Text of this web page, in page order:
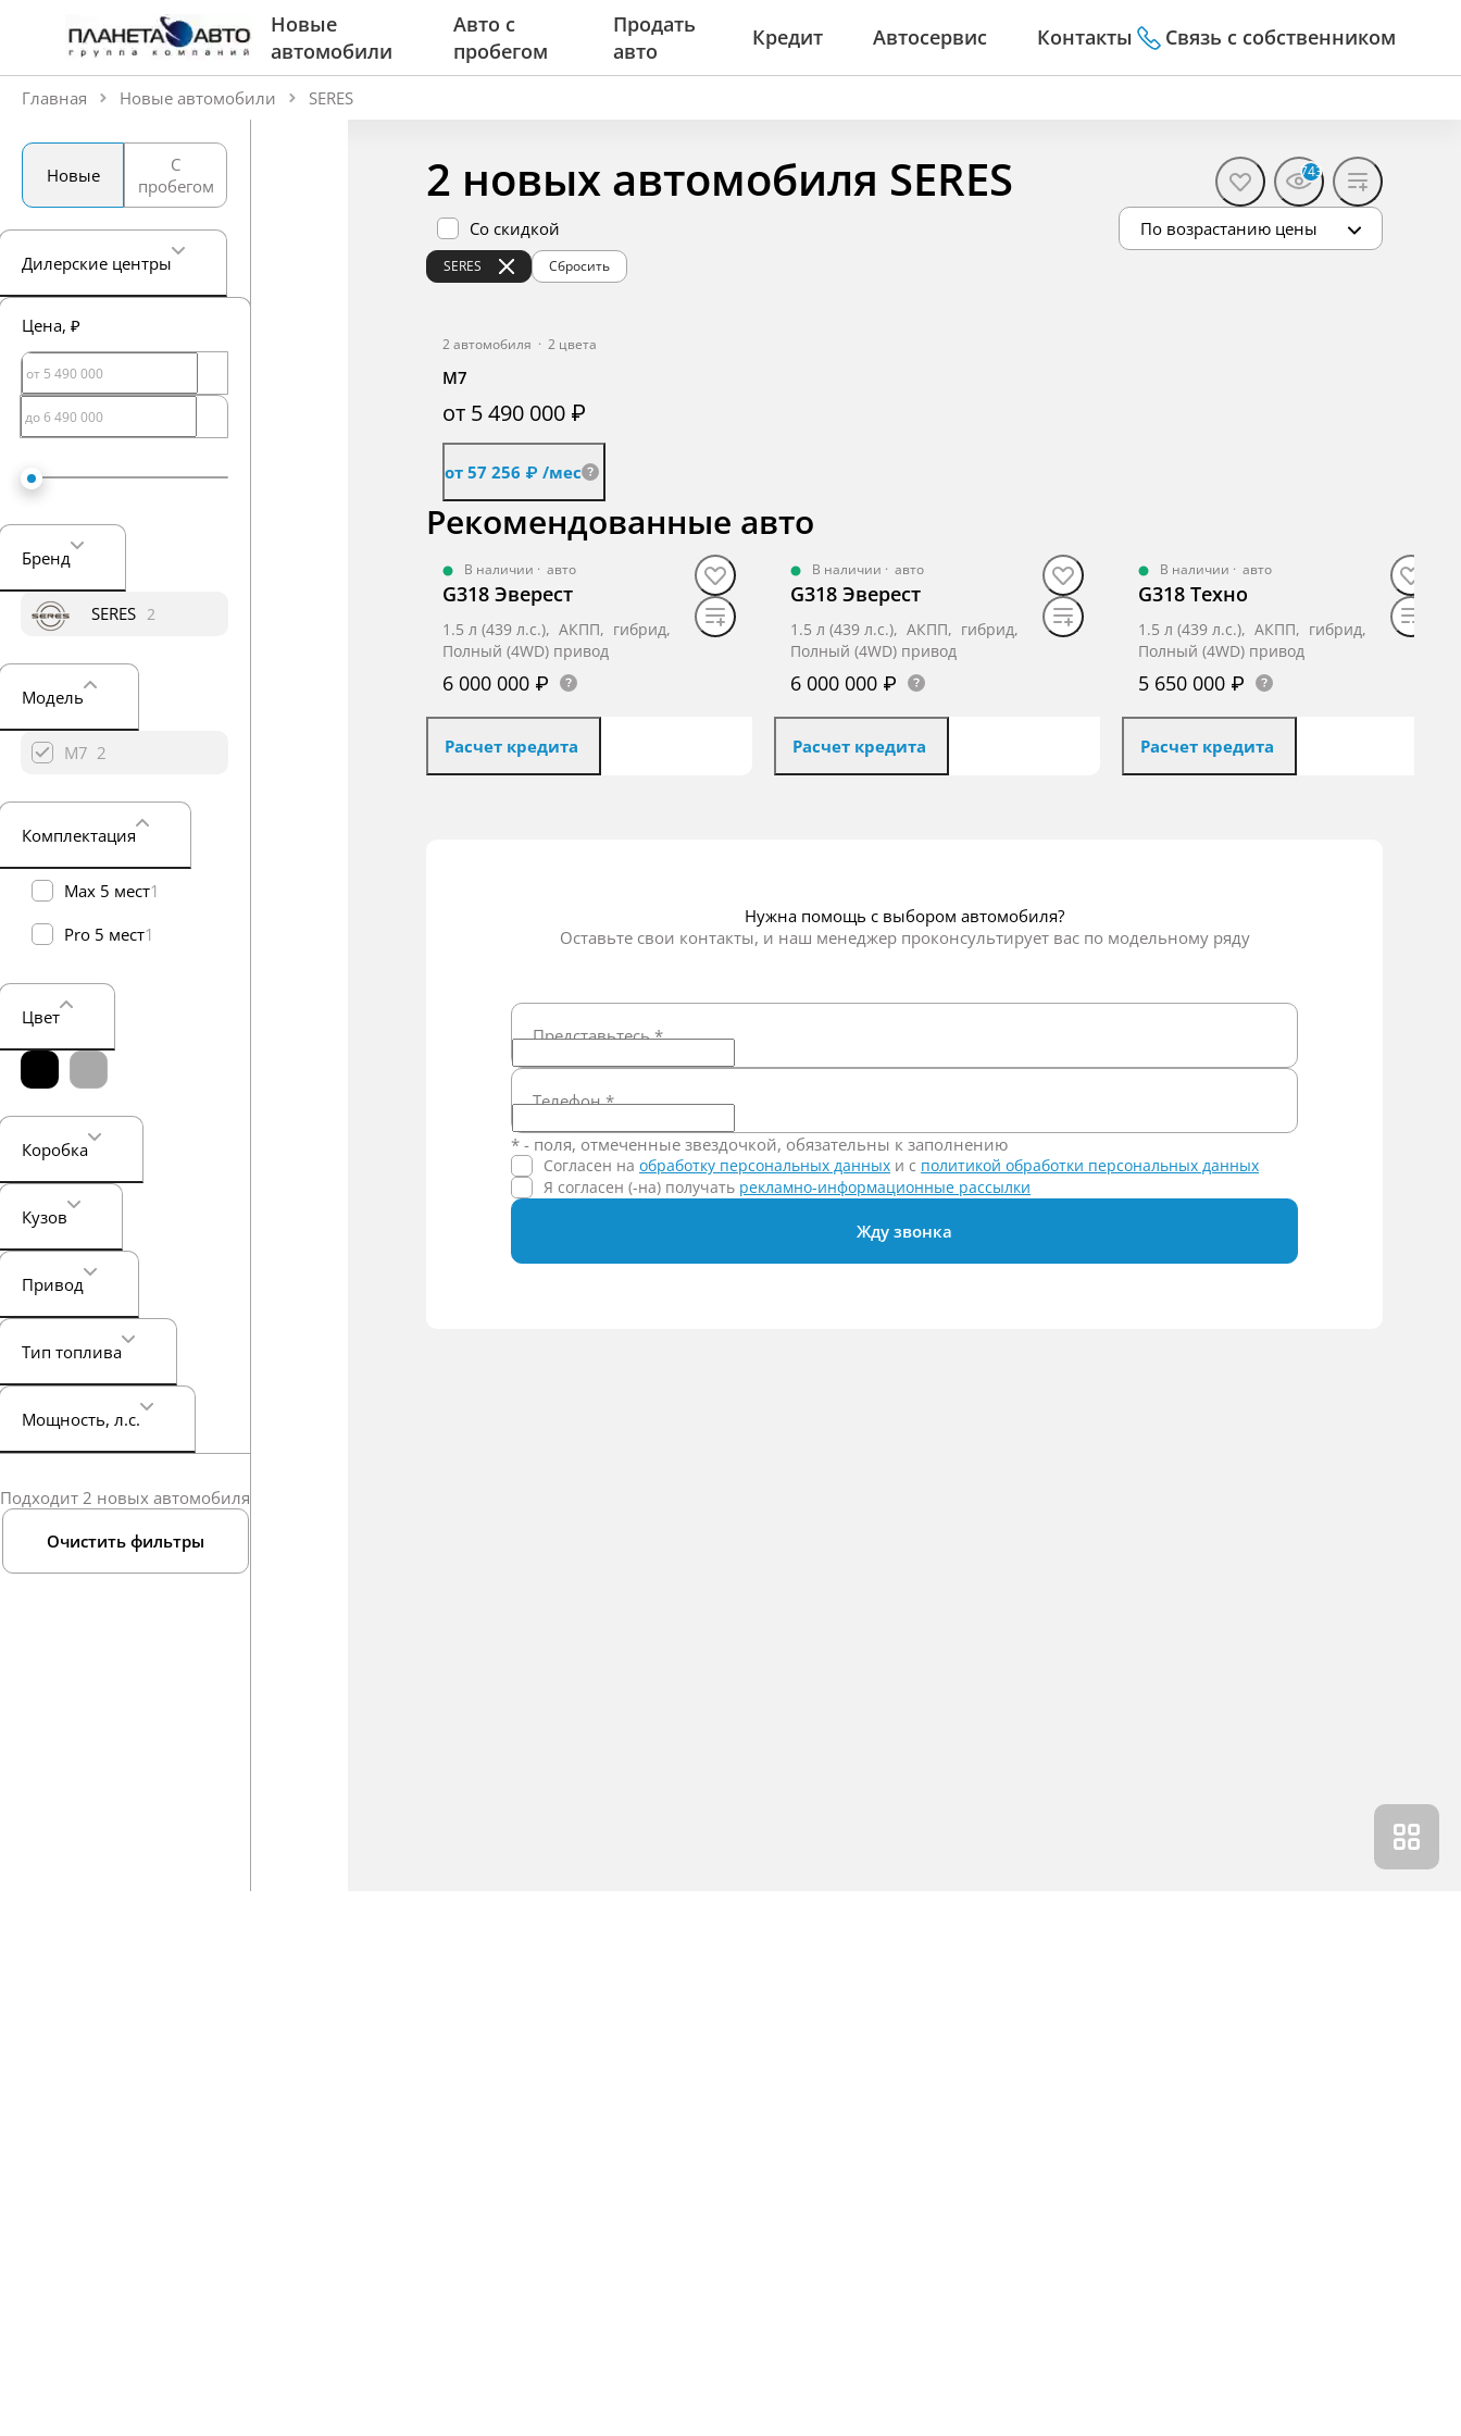
Новые
автомобили
Авто с
пробегом
Продать
авто
Кредит Автосервис Контакты Связь с собственником
Главная Новые автомобили SERES
Новые
С
пробегом
Дилерские центры
Цена, ₽
Бренд
SERES 2
Модель
M7 2
Комплектация
Max 5 мест1
Pro 5 мест1
Цвет
Коробка
Кузов
Привод
Тип топлива
Мощность, л.с.
Подходит 2 новых автомобиля
Очистить фильтры
2 новых автомобиля SERES 743
SERES Сбросить
Со скидкой По возрастанию цены
2 автомобиля · 2 цвета
M7
от 5 490 000 ₽
от 57 256 ₽ /мес
Рекомендованные авто
В наличии · авто
G318 Эверест
1.5 л (439 л.с.), АКПП, гибрид,
Полный (4WD) привод
6 000 000 ₽
Расчет кредита
В наличии · авто
G318 Эверест
1.5 л (439 л.с.), АКПП, гибрид,
Полный (4WD) привод
6 000 000 ₽
Расчет кредита
В наличии · авто
G318 Техно
1.5 л (439 л.с.), АКПП, гибрид,
Полный (4WD) привод
5 650 000 ₽
Расчет кредита
Нужна помощь с выбором автомобиля?
Оставьте свои контакты, и наш менеджер проконсультирует вас по модельному ряду
Представьтесь*
Телефон*
* - поля, отмеченные звездочкой, обязательны к заполнению
Согласен на обработку персональных данных и c политикой обработки персональных данных
Я согласен (-на) получать рекламно-информационные рассылки
Жду звонка